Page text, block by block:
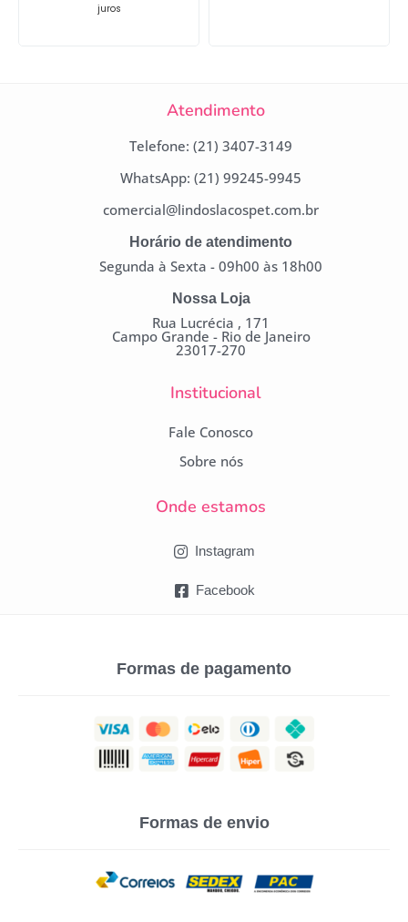
juros
Atendimento
Telefone: (21) 3407-3149
WhatsApp: (21) 99245-9945
comercial@lindoslacospet.com.br
Horário de atendimento
Segunda à Sexta - 09h00 às 18h00
Nossa Loja
Rua Lucrécia , 171
Campo Grande - Rio de Janeiro
23017-270
Institucional
Fale Conosco
Sobre nós
Onde estamos
Instagram
Facebook
Formas de pagamento
Formas de envio